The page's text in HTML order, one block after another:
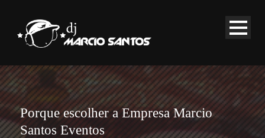
Porque escolher a Empresa Marcio
Santos Eventos